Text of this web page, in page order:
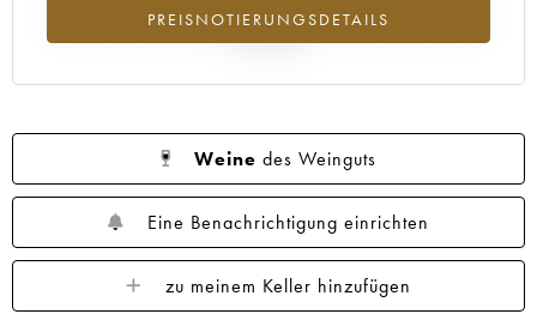
PREISNOTIERUNGSDETAILS
Preisanstiegs des Jahrgangs 2016 im Jahr 2026 im Vergleich zum
Weine des Weinguts
Eine Benachrichtigung einrichten
zu meinem Keller hinzufügen